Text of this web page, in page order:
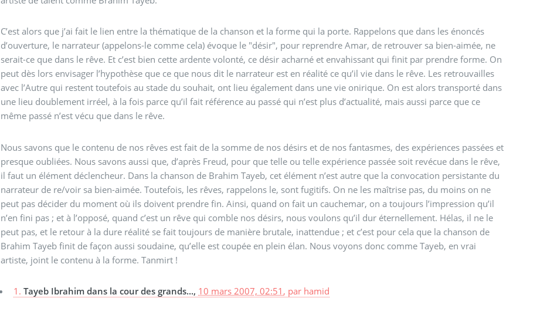
C’est alors que j’ai fait le lien entre la thématique de la chanson et la forme qui la porte. Rappelons que dans les énoncés
d’ouverture, le narrateur (appelons-le comme cela) évoque le "désir", pour reprendre Amar, de retrouver sa bien-aimée, ne
serait-ce que dans le rêve. Et c’est bien cette ardente volonté, ce désir acharné et envahissant qui finit par prendre forme. On
peut dès lors envisager l’hypothèse que ce que nous dit le narrateur est en réalité ce qu’il vie dans le rêve. Les retrouvailles
avec l’Autre qui restent toutefois au stade du souhait, ont lieu également dans une vie onirique. On est alors transporté dans
une lieu doublement irréel, à la fois parce qu’il fait référence au passé qui n’est plus d’actualité, mais aussi parce que ce
même passé n’est vécu que dans le rêve.
Nous savons que le contenu de nos rêves est fait de la somme de nos désirs et de nos fantasmes, des expériences passées et
presque oubliées. Nous savons aussi que, d’après Freud, pour que telle ou telle expérience passée soit revécue dans le rêve,
il faut un élément déclencheur. Dans la chanson de Brahim Tayeb, cet élément n’est autre que la convocation persistante du
narrateur de re/voir sa bien-aimée. Toutefois, les rêves, rappelons le, sont fugitifs. On ne les maîtrise pas, du moins on ne
peut pas décider du moment où ils doivent prendre fin. Ainsi, quand on fait un cauchemar, on a toujours l’impression qu’il
n’en fini pas ; et à l’opposé, quand c’est un rêve qui comble nos désirs, nous voulons qu’il dur éternellement. Hélas, il ne le
peut pas, et le retour à la dure réalité se fait toujours de manière brutale, inattendue ; et c’est pour cela que la chanson de
Brahim Tayeb finit de façon aussi soudaine, qu’elle est coupée en plein élan. Nous voyons donc comme Tayeb, en vrai
artiste, joint le contenu à la forme. Tanmirt !
1. Tayeb Ibrahim dans la cour des grands..., 10 mars 2007, 02:51 , par hamid